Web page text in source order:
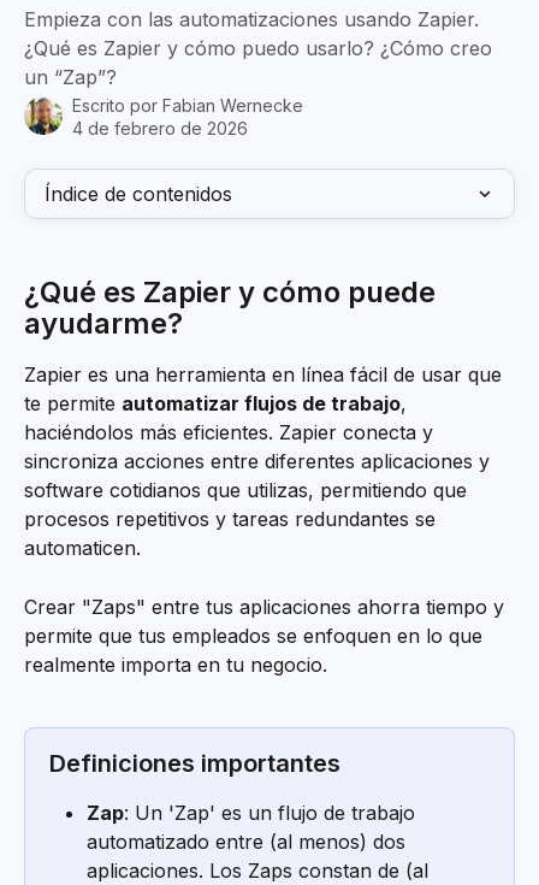
Empieza con las automatizaciones usando Zapier.
¿Qué es Zapier y cómo puedo usarlo? ¿Cómo creo
un “Zap”?
Escrito por Fabian Wernecke
4 de febrero de 2026
Índice de contenidos
¿Qué es Zapier y cómo puede
ayudarme?
Zapier es una herramienta en línea fácil de usar que
te permite automatizar flujos de trabajo,
haciéndolos más eficientes. Zapier conecta y
sincroniza acciones entre diferentes aplicaciones y
software cotidianos que utilizas, permitiendo que
procesos repetitivos y tareas redundantes se
automaticen.
Crear "Zaps" entre tus aplicaciones ahorra tiempo y
permite que tus empleados se enfoquen en lo que
realmente importa en tu negocio.
Definiciones importantes
Zap: Un 'Zap' es un flujo de trabajo
automatizado entre (al menos) dos
aplicaciones. Los Zaps constan de (al